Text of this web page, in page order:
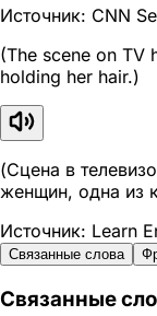
Источник: CNN
(The scene on TV
holding her hair.)
(Сцена в
женщин, одна из
Источник: Learn
Связанные слова
Связанные